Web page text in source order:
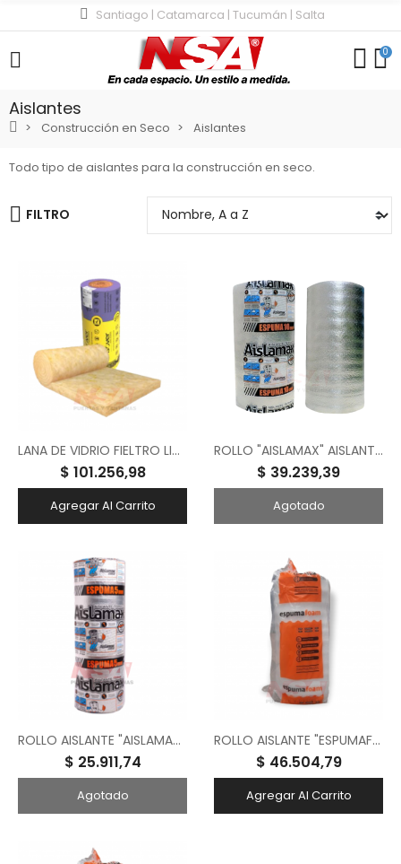
Santiago | Catamarca | Tucumán | Salta
0
Aislantes
Construcción en Seco Aislantes
Todo tipo de aislantes para la construcción en seco.
FILTRO
LANA DE VIDRIO FIELTRO LIVIANO HR 1.2MX18MX38MM
$ 101.256,98
Agregar Al Carrito
ROLLO "AISLAMAX" AISLANTE TERMICO ALUM. MET. DE 10MM - 1.00 MT X 20 MTS
$ 39.239,39
Agotado
ROLLO AISLANTE "AISLAMAX" CON LAMINA ALUMINIZADA DE 5MM 1.00X20 MTS
$ 25.911,74
Agotado
ROLLO AISLANTE "ESPUMAFOAM" C/ LAMINA ALUMINIZADA SOLAPA C/ TACC 10MM 1.00X20 MTS
$ 46.504,79
Agregar Al Carrito